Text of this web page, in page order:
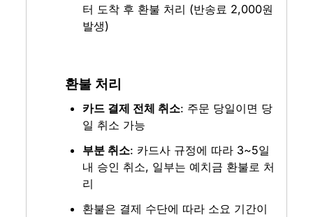
터 도착 후 환불 처리 (반송료 2,000원
발생)
환불 처리
카드 결제 전체 취소: 주문 당일이면 당
일 취소 가능
부분 취소: 카드사 규정에 따라 3~5일
내 승인 취소, 일부는 예치금 환불로 처
리
환불은 결제 수단에 따라 소요 기간이